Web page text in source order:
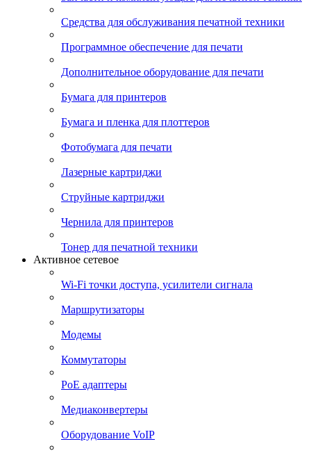
Средства для обслуживания печатной техники
Программное обеспечение для печати
Дополнительное оборудование для печати
Бумага для принтеров
Бумага и пленка для плоттеров
Фотобумага для печати
Лазерные картриджи
Струйные картриджи
Чернила для принтеров
Тонер для печатной техники
Активное сетевое
Wi-Fi точки доступа, усилители сигнала
Маршрутизаторы
Модемы
Коммутаторы
PoE адаптеры
Медиаконвертеры
Оборудование VoIP